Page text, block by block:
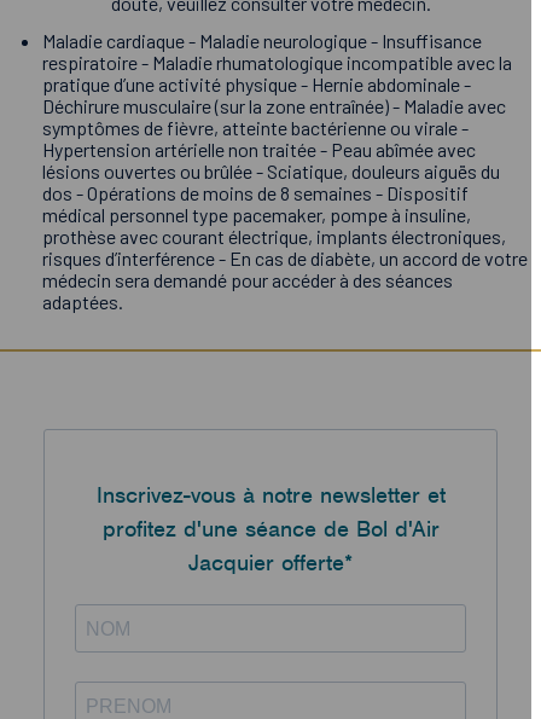
Maladie cardiaque - Maladie neurologique - Insuffisance
respiratoire - Maladie rhumatologique incompatible avec la
pratique d’une activité physique - Hernie abdominale -
Déchirure musculaire (sur la zone entraînée) - Maladie avec
symptômes de fièvre, atteinte bactérienne ou virale -
Hypertension artérielle non traitée - Peau abîmée avec
lésions ouvertes ou brûlée - Sciatique, douleurs aiguës du
dos - Opérations de moins de 8 semaines - Dispositif
médical personnel type pacemaker, pompe à insuline,
prothèse avec courant électrique, implants électroniques,
risques d’interférence - En cas de diabète, un accord de votre
médecin sera demandé pour accéder à des séances
adaptées.
Inscrivez-vous à notre newsletter et
profitez d'une séance de Bol d'Air
Jacquier offerte*